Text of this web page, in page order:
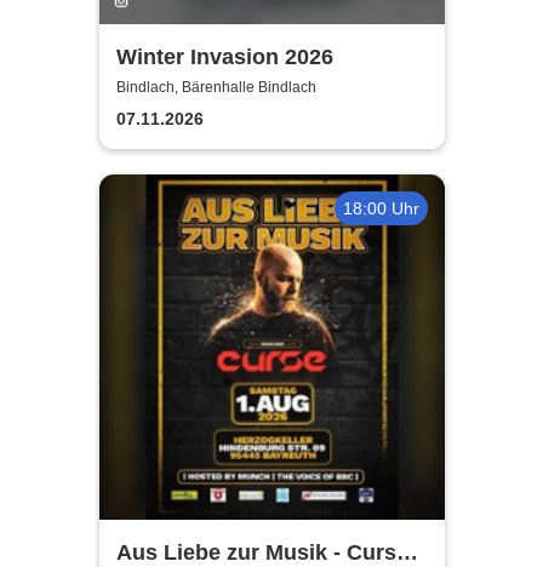
Winter Invasion 2026
Bindlach, Bärenhalle Bindlach
07.11.2026
18:00 Uhr
Aus Liebe zur Musik - Curse